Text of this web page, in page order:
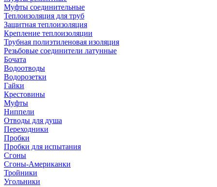
Муфты соединительные
Теплоизоляция для труб
Защитная теплоизоляция
Крепление теплоизоляции
Трубная полиэтиленовая изоляция
Резьбовые соединители латунные
Бочата
Водоотводы
Водорозетки
Гайки
Крестовины
Муфты
Ниппели
Отводы для душа
Переходники
Пробки
Пробки для испытания
Сгоны
Сгоны-Американки
Тройники
Угольники